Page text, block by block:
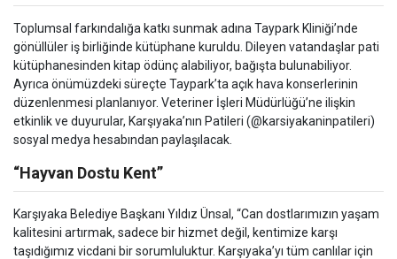
Toplumsal farkındalığa katkı sunmak adına Taypark Kliniği’nde
gönüllüler iş birliğinde kütüphane kuruldu. Dileyen vatandaşlar pati
kütüphanesinden kitap ödünç alabiliyor, bağışta bulunabiliyor.
Ayrıca önümüzdeki süreçte Taypark’ta açık hava konserlerinin
düzenlenmesi planlanıyor. Veteriner İşleri Müdürlüğü’ne ilişkin
etkinlik ve duyurular, Karşıyaka’nın Patileri (@karsiyakaninpatileri)
sosyal medya hesabından paylaşılacak.
“Hayvan Dostu Kent”
Karşıyaka Belediye Başkanı Yıldız Ünsal, “Can dostlarımızın yaşam
kalitesini artırmak, sadece bir hizmet değil, kentimize karşı
taşıdığımız vicdani bir sorumluluktur. Karşıyaka’yı tüm canlılar için